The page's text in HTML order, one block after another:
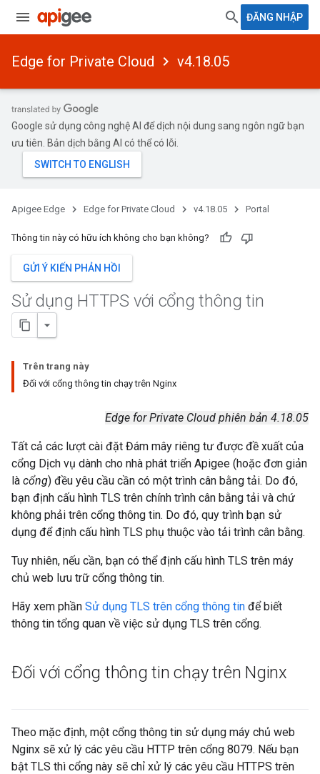
ĐĂNG NHẬP
Edge for Private Cloud v4.18.05
Google sử dụng công nghệ AI để dịch nội dung sang ngôn ngữ bạn
ưu tiên. Bản dịch bằng AI có thể có lỗi.
Apigee Edge Edge for Private Cloud v4.18.05 Portal
Thông tin này có hữu ích không cho bạn không?
GỬI Ý KIẾN PHẢN HỒI
Sử dụng HTTPS với cổng thông tin
Trên trang này
Đối với cổng thông tin chạy trên Nginx
Edge for Private Cloud phiên bản 4.18.05
Tất cả các lượt cài đặt Đám mây riêng tư được đề xuất của
cổng Dịch vụ dành cho nhà phát triển Apigee (hoặc đơn giản
là cổng) đều yêu cầu cần có một trình cân bằng tải. Do đó,
bạn định cấu hình TLS trên chính trình cân bằng tải và chứ
không phải trên cổng thông tin. Do đó, quy trình bạn sử
dụng để định cấu hình TLS phụ thuộc vào tải trình cân bằng.
Tuy nhiên, nếu cần, bạn có thể định cấu hình TLS trên máy
chủ web lưu trữ cổng thông tin.
Hãy xem phần Sử dụng TLS trên cổng thông tin để biết
thông tin tổng quan về việc sử dụng TLS trên cổng.
Đối với cổng thông tin chạy trên Nginx
Theo mặc định, một cổng thông tin sử dụng máy chủ web
Nginx sẽ xử lý các yêu cầu HTTP trên cổng 8079. Nếu bạn
bật TLS thì cổng này sẽ chỉ xử lý các yêu cầu HTTPS trên